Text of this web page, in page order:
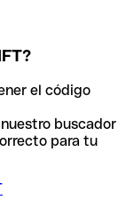
el código
buscador
para tu